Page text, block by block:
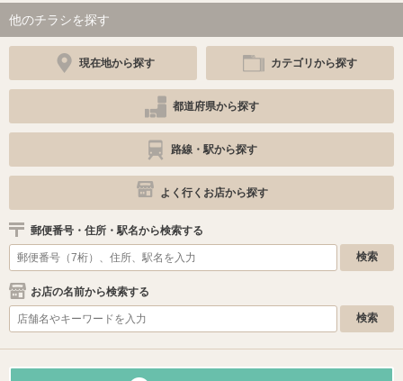
他のチラシを探す
現在地から探す カテゴリから探す
都道府県から探す
路線・駅から探す
よく行くお店から探す
郵便番号・住所・駅名から検索する
お店の名前から検索する